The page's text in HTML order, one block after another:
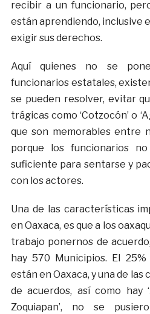
recibir a un funcionario,
están aprendiendo, inclusive
exigir sus derechos.
Aquí quienes no se
funcionarios estatales,
se pueden resolver, evitar
trágicas como ‘Cotzocón’ o
que son memorables entre
porque los funcionarios
suficiente para sentarse y
con los actores.
Una de las características
en Oaxaca, es que a los
trabajo ponernos de
hay 570 Municipios. El
están en Oaxaca, y una de las
de acuerdos, así como hay
Zoquiapan’, no se